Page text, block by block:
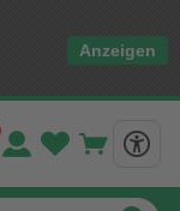
Anzeigen